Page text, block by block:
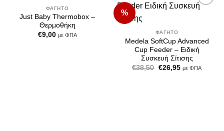
Wishlist
ΦΑΓΗΤΌ
Just Baby Thermobox –
Θερμοθήκη
€9,00 με ΦΠΑ
%
ΦΑΓΗΤΌ
Medela SoftCup Advanced
Cup Feeder – Ειδική
Συσκευή Σίτισης
€38,50 Original
price
€26,95Η
τρέχουσα
με ΦΠΑ